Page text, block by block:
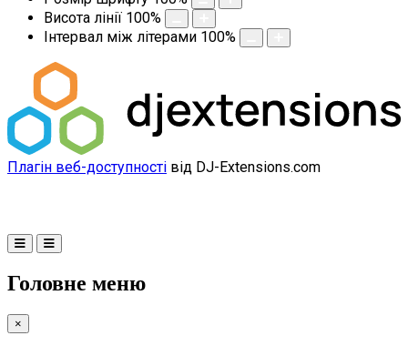
Висота лінії 100%
Інтервал між літерами 100%
Плагін веб-доступності від DJ-Extensions.com
Головне меню
×